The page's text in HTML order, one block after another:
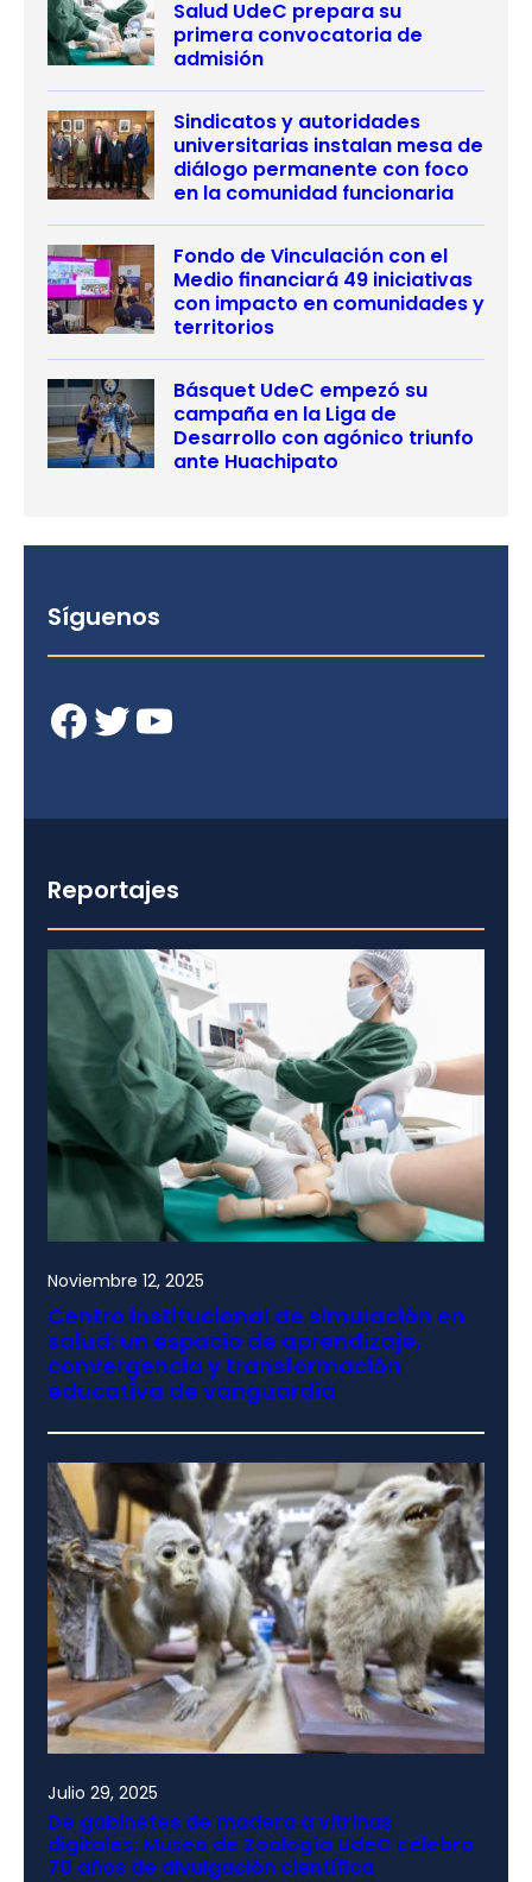
Salud UdeC prepara su
primera convocatoria de
admisión
Sindicatos y autoridades
universitarias instalan mesa de
diálogo permanente con foco
en la comunidad funcionaria
Fondo de Vinculación con el
Medio financiará 49 iniciativas
con impacto en comunidades y
territorios
Básquet UdeC empezó su
campaña en la Liga de
Desarrollo con agónico triunfo
ante Huachipato
Síguenos
Facebook Twitter YouTube
Reportajes
Noviembre 12, 2025
Centro institucional de simulación en
salud: un espacio de aprendizaje,
convergencia y transformación
educativa de vanguardia
Julio 29, 2025
De gabinetes de madera a vitrinas
digitales: Museo de Zoología UdeC celebra
70 años de divulgación científica